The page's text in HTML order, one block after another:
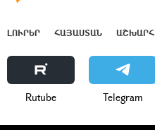
ԼՈՒՐԵՐ ՀԱՅԱՍՏԱՆ ԱՇԽԱՐՀ
Rutube Telegram